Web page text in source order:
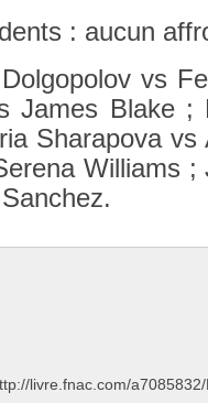
: aucun
vs
James Blake ;
Sharapova vs
Wil­liams ;
livre.fnac.com/